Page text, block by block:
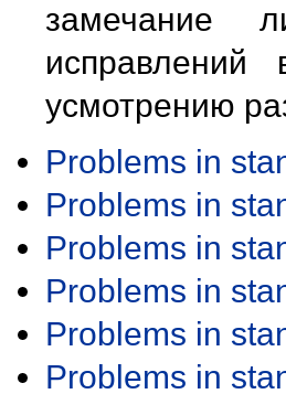
замечание
исправлений
усмотрению
Problems in
Problems in
Problems in
Problems in
Problems in
Problems in